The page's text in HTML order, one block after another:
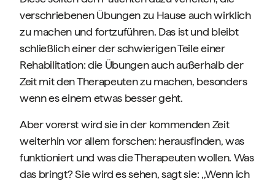
verschriebenen Übungen zu Hause auch wirklich
zu machen und fortzuführen. Das ist und bleibt
schließlich einer der schwierigen Teile einer
Rehabilitation: die Übungen auch außerhalb der
Zeit mit den Therapeuten zu machen, besonders
wenn es einem etwas besser geht.
Aber vorerst wird sie in der kommenden Zeit
weiterhin vor allem forschen: herausfinden, was
funktioniert und was die Therapeuten wollen. Was
das bringt? Sie wird es sehen, sagt sie: ,,Wenn ich